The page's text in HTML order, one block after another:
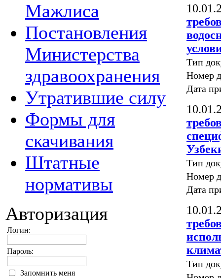
Мажлиса
Постановления
Министерства
здравоохранения
Утратившие силу
Формы для
скачивания
Штатные
нормативы
Авторизация
Логин:
Пароль:
Запомнить меня
Тип
Номер
Дата
Тип
Номер
Дата
Тип